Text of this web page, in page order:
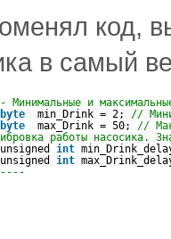
код,
в самый
и
byte min_Drink = 2; //
byte max_Drink = 50; //
работы насосика.
unsigned int
unsigned int